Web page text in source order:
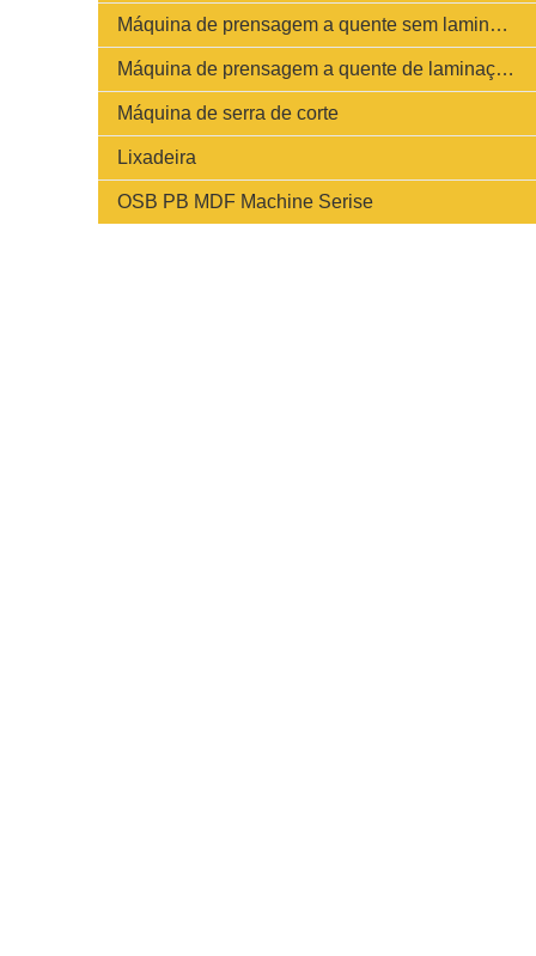
Máquina de prensagem a quente sem laminação
Máquina de prensagem a quente de laminação rápida e de ciclo curto
Máquina de serra de corte
Lixadeira
OSB PB MDF Machine Serise